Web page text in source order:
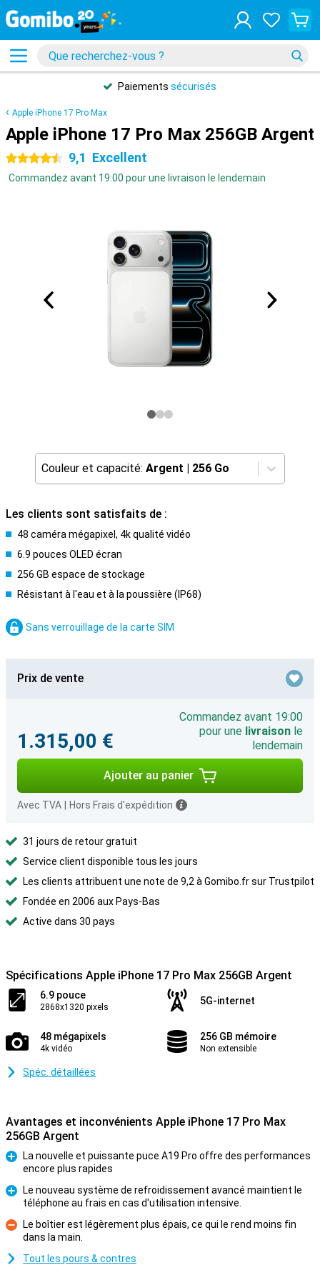
Paiements sécurisés
Apple iPhone 17 Pro Max
Apple iPhone 17 Pro Max 256GB Argent
4.5 étoiles 9,1 Excellent
Commandez avant 19:00 pour une livraison le lendemain
Couleur et capacité: Argent | 256 Go
Les clients sont satisfaits de :
48 caméra mégapixel, 4k qualité vidéo
6.9 pouces OLED écran
256 GB espace de stockage
Résistant à l'eau et à la poussière (IP68)
Sans verrouillage de la carte SIM
Prix de vente
1.315,00 €
Commandez avant 19:00
pour une livraison le
lendemain
Ajouter au panier
Avec TVA Hors Frais d'expédition
31 jours de retour gratuit
Service client disponible tous les jours
Les clients attribuent une note de 9,2 à Gomibo.fr sur Trustpilot
Fondée en 2006 aux Pays-Bas
Active dans 30 pays
Spécifications Apple iPhone 17 Pro Max 256GB Argent
6.9 pouce
2868x1320 pixels
5G-internet
48 mégapixels
4k vidéo
256 GB mémoire
Non extensible
Spéc. détaillées
Avantages et inconvénients Apple iPhone 17 Pro Max
256GB Argent
Pour
La nouvelle et puissante puce A19 Pro offre des performances
encore plus rapides
Pour
Le nouveau système de refroidissement avancé maintient le
téléphone au frais en cas d'utilisation intensive.
Contre
Le boîtier est légèrement plus épais, ce qui le rend moins fin
dans la main.
Tout les pours & contres